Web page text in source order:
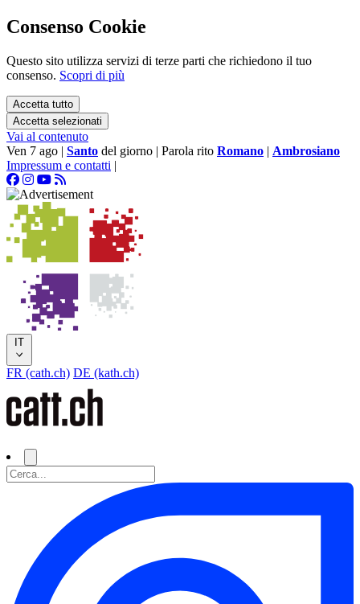
Consenso Cookie
Questo sito utilizza servizi di terze parti che richiedono il tuo
consenso. Scopri di più
Accetta tutto
Accetta selezionati
Vai al contenuto
Ven 7 ago | Santo del giorno | Parola rito Romano | Ambrosiano
Impressum e contatti |
IT
FR (cath.ch) DE (kath.ch)